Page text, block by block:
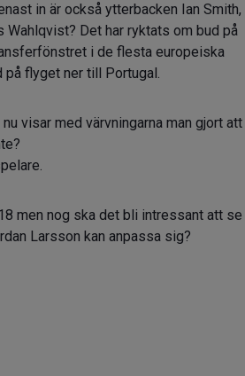
in är också ytterbacken Ian Smith,
Det har ryktats om bud på
i de flesta europeiska
på flyget ner till Portugal.
visar med värvningarna man gjort att
men nog ska det bli intressant att se
Larsson kan anpassa sig?